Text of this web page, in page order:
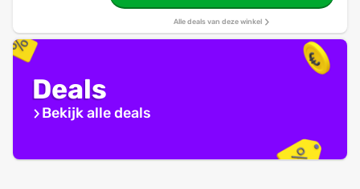
Alle deals van deze winkel
Deals
Bekijk alle deals